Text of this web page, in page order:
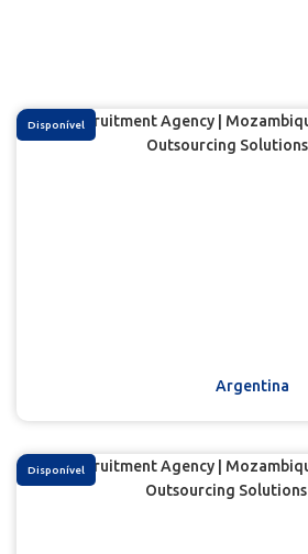
Argentina
Disponível
Disponível